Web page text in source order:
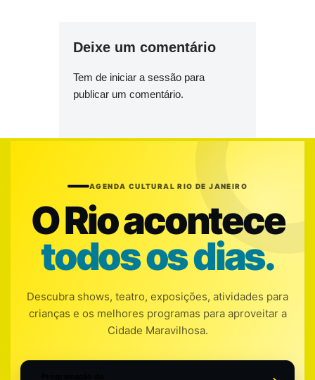
Deixe um comentário
Tem de iniciar a sessão para
publicar um comentário.
AGENDA CULTURAL RIO DE JANEIRO
O Rio acontece
todos os dias.
Descubra shows, teatro, exposições, atividades para
crianças e os melhores programas para aproveitar a
Cidade Maravilhosa.